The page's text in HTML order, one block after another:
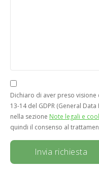
Dichiaro di aver preso visione
13-14 del GDPR (General
nella sezione Note legali e
quindi il consenso al